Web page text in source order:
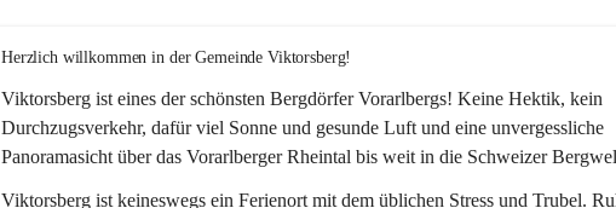
Herzlich willkommen in der Gemeinde Viktorsberg!
Viktorsberg ist eines der schönsten Bergdörfer Vorarlbergs! Keine Hektik, kein
Durchzugsverkehr, dafür viel Sonne und gesunde Luft und eine unvergessliche
Panoramasicht über das Vorarlberger Rheintal bis weit in die Schweizer
Viktorsberg ist keineswegs ein Ferienort mit dem üblichen Stress und Trubel.